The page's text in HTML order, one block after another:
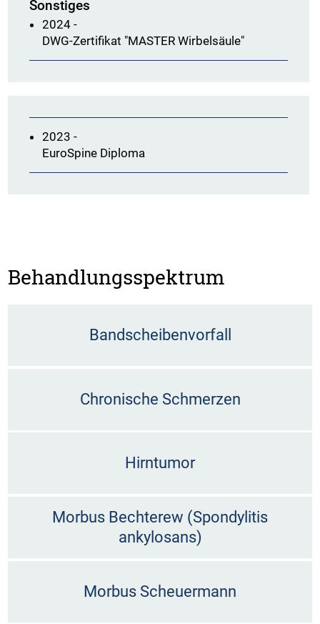
Sonstiges
2024 -
DWG-Zertifikat "MASTER Wirbelsäule"
2023 -
EuroSpine Diploma
Behandlungsspektrum
Bandscheibenvorfall
Chronische Schmerzen
Hirntumor
Morbus Bechterew (Spondylitis
ankylosans)
Morbus Scheuermann